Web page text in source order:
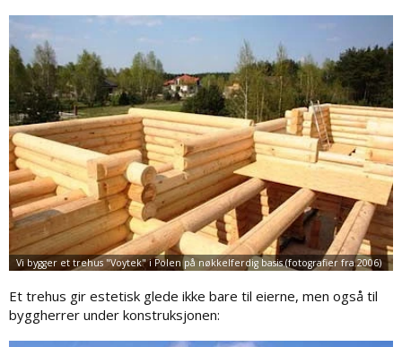
Et trehus gir estetisk glede ikke bare til eierne, men også til
byggherrer under konstruksjonen: